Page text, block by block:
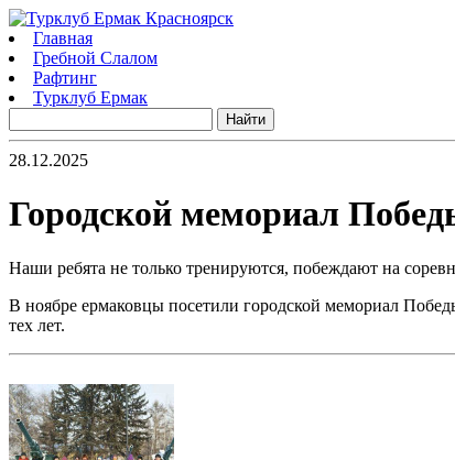
Главная
Гребной Слалом
Рафтинг
Турклуб Ермак
28.12.2025
Городской мемориал
Наши ребята не только тренируются, побеждают на
В ноябре ермаковцы посетили городской мемориал
тех лет.